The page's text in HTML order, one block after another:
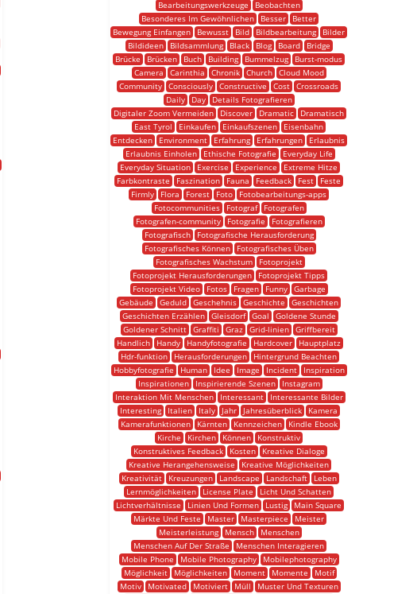
Bearbeitungswerkzeuge
Beobachten
Besonderes Im Gewöhnlichen
Besser
Better
Bewegung Einfangen
Bewusst Bild Bildbearbeitung
Bilder
Bildideen
Bildsammlung Black Blog Board
Bridge
Brücke
Brücken Buch Building Bummelzug
Burst-modus
Camera
Carinthia Chronik Church
Cloud Mood
Community Consciously Constructive Cost Crossroads
Daily
Day
Details Fotografieren
Digitaler Zoom Vermeiden
Discover Dramatic
Dramatisch
East Tyrol
Einkaufen Einkaufszenen
Eisenbahn
Entdecken
Environment Erfahrung Erfahrungen
Erlaubnis
Erlaubnis Einholen
Ethische Fotografie
Everyday Life
Everyday Situation
Exercise Experience
Extreme Hitze
Farbkontraste
Faszination Fauna Feedback Fest
Feste
Firmly
Flora Forest Foto
Fotobearbeitungs-apps
Fotocommunities
Fotograf
Fotografen
Fotografen-community
Fotografie
Fotografieren
Fotografisch
Fotografische Herausforderung
Fotografisches Können
Fotografisches Üben
Fotografisches Wachstum
Fotoprojekt
Fotoprojekt Herausforderungen
Fotoprojekt Tipps
Fotoprojekt Video
Fotos Fragen Funny
Garbage
Gebäude
Geduld Geschehnis Geschichte
Geschichten
Geschichten Erzählen
Gleisdorf Goal
Goldene Stunde
Goldener Schnitt
Graffiti Graz Grid-linien
Griffbereit
Handlich
Handy Handyfotografie Hardcover
Hauptplatz
Hdr-funktion
Herausforderungen
Hintergrund Beachten
Hobbyfotografie
Human Idee Image Incident
Inspiration
Inspirationen
Inspirierende Szenen
Instagram
Interaktion Mit Menschen
Interessant
Interessante Bilder
Interesting
Italien Italy Jahr Jahresüberblick
Kamera
Kamerafunktionen
Kärnten Kennzeichen
Kindle Ebook
Kirche
Kirchen Können
Konstruktiv
Konstruktives Feedback
Kosten
Kreative Dialoge
Kreative Herangehensweise
Kreative Möglichkeiten
Kreativität
Kreuzungen Landscape Landschaft
Leben
Lernmöglichkeiten
License Plate
Licht Und Schatten
Lichtverhältnisse
Linien Und Formen Lustig
Main Square
Märkte Und Feste
Master Masterpiece
Meister
Meisterleistung
Mensch
Menschen
Menschen Auf Der Straße
Menschen Interagieren
Mobile Phone
Mobile Photography
Mobilephotography
Möglichkeit
Möglichkeiten Moment Momente
Motif
Motiv
Motivated Motiviert Müll
Muster Und Texturen